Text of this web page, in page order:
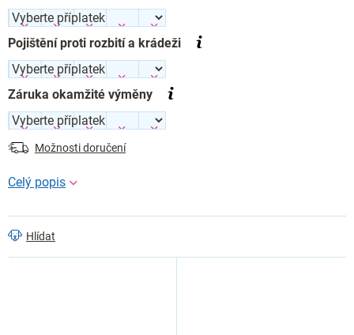
Pojištění proti rozbití a krádeži
Záruka okamžité výměny
Možnosti doručení
Hlídat